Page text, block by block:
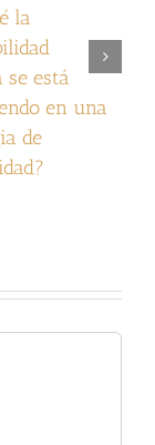
la
se está
en una
de